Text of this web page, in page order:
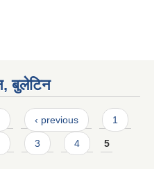
बुलेटिन
‹ previous 1
3 4 5